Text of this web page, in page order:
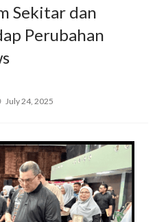
Sekitar dan
Perubahan
Posted
July 24, 2025